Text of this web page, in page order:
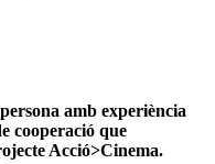
amb experiència
cooperació que
Acció>Cinema.